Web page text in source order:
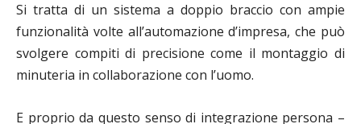
Si tratta di un sistema a doppio braccio con ampie
funzionalità volte all’automazione d’impresa, che può
svolgere compiti di precisione come il montaggio di
minuteria in collaborazione con l’uomo.
E proprio da questo senso di integrazione persona –